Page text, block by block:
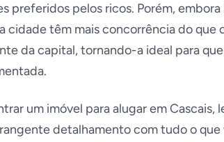
preferidos pelos ricos. Porém, embora
cidade têm mais concorrência do que
da capital, tornando-a ideal para
um imóvel para alugar em Cascais,
detalhamento com tudo o que